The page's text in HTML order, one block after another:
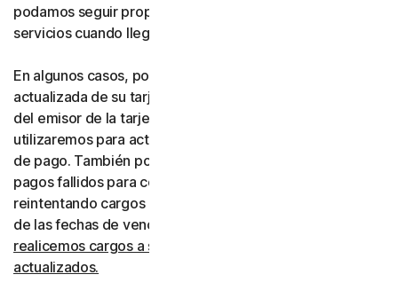
podamos seguir proporcionándole el software y los
servicios cuando llegue el momento de la renovación.
En algunos casos, podemos recibir información
actualizada de su tarjeta de crédito o débito por parte
del emisor de la tarjeta o de la red de tarjetas, y la
utilizaremos para actualizar automáticamente sus datos
de pago. También podemos volver a intentar procesar
pagos fallidos para completar las transacciones, incluso
reintentando cargos rechazados mediante la extensión
de las fechas de vencimiento.
realicemos cargos a su tipo de pago utilizando los datos
actualizados.